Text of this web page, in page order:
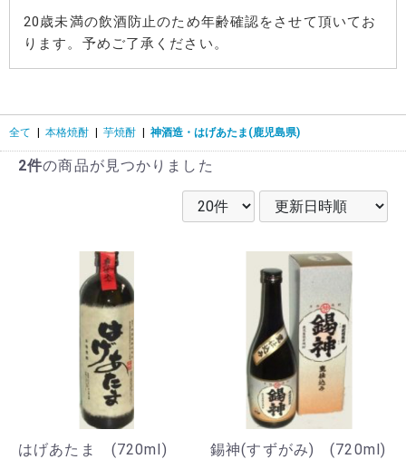
20歳未満の飲酒防止のため年齢確認をさせて頂いてお
ります。予めご了承ください。
全て 本格焼酎 芋焼酎 神酒造・はげあたま(鹿児島県)
2件の商品が見つかりました
はげあたま (720ml)
錫神(すずがみ) (720ml)